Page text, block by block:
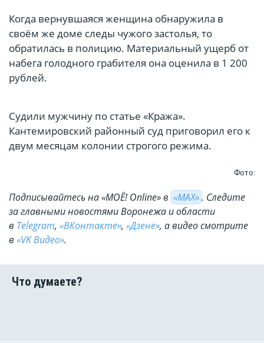
Когда вернувшаяся женщина обнаружила в
своём же доме следы чужого застолья, то
обратилась в полицию. Материальный ущерб от
набега голодного грабителя она оценила в 1 200
рублей.
Судили мужчину по статье «Кража».
Кантемировский районный суд приговорил его к
двум месяцам колонии строгого режима.
Фото:
Подписывайтесь на «МОЁ! Online» в «МАХ». Cледите
за главными новостями Воронежа и области
в Telegram, «ВКонтакте», «Дзене», а видео смотрите
в «VK Видео».